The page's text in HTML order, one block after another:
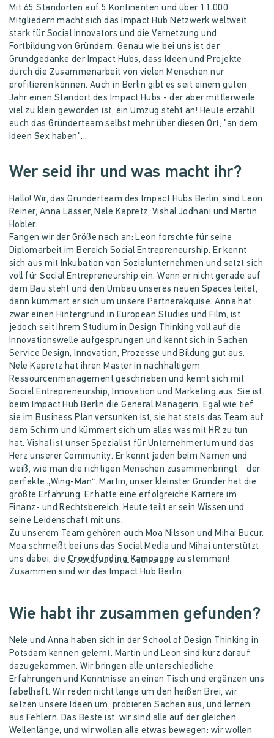
Mit 65 Standorten auf 5 Kontinenten und über 11.000
Mitgliedern macht sich das Impact Hub Netzwerk weltweit
stark für Social Innovators und die Vernetzung und
Fortbildung von Gründern. Genau wie bei uns ist der
Grundgedanke der Impact Hubs, dass Ideen und Projekte
durch die Zusammenarbeit von vielen Menschen nur
profitieren können. Auch in Berlin gibt es seit einem guten
Jahr einen Standort des Impact Hubs - der aber mittlerweile
viel zu klein geworden ist, ein Umzug steht an! Heute erzählt
euch das Gründerteam selbst mehr über diesen Ort, "an dem
Ideen Sex haben"...
Wer seid ihr und was macht ihr?
Hallo! Wir, das Gründerteam des Impact Hubs Berlin, sind Leon
Reiner, Anna Lässer, Nele Kapretz, Vishal Jodhani und Martin
Hobler.
Fangen wir der Größe nach an: Leon forschte für seine
Diplomarbeit im Bereich Social Entrepreneurship. Er kennt
sich aus mit Inkubation von Sozialunternehmen und setzt sich
voll für Social Entrepreneurship ein. Wenn er nicht gerade auf
dem Bau steht und den Umbau unseres neuen Spaces leitet,
dann kümmert er sich um unsere Partnerakquise. Anna hat
zwar einen Hintergrund in European Studies und Film, ist
jedoch seit ihrem Studium in Design Thinking voll auf die
Innovationswelle aufgesprungen und kennt sich in Sachen
Service Design, Innovation, Prozesse und Bildung gut aus.
Nele Kapretz hat ihren Master in nachhaltigem
Ressourcenmanagement geschrieben und kennt sich mit
Social Entrepreneurship, Innovation und Marketing aus. Sie ist
beim Impact Hub Berlin die General Managerin. Egal wie tief
sie im Business Plan versunken ist, sie hat stets das Team auf
dem Schirm und kümmert sich um alles was mit HR zu tun
hat. Vishal ist unser Spezialist für Unternehmertum und das
Herz unserer Community. Er kennt jeden beim Namen und
weiß, wie man die richtigen Menschen zusammenbringt – der
perfekte „Wing-Man“. Martin, unser kleinster Gründer hat die
größte Erfahrung. Er hatte eine erfolgreiche Karriere im
Finanz- und Rechtsbereich. Heute teilt er sein Wissen und
seine Leidenschaft mit uns.
Zu unserem Team gehören auch Moa Nilsson und Mihai Bucur.
Moa schmeißt bei uns das Social Media und Mihai unterstützt
uns dabei, dieCrowdfunding Kampagne zu stemmen!
Zusammen sind wir das Impact Hub Berlin.
Wie habt ihr zusammen gefunden?
Nele und Anna haben sich in der School of Design Thinking in
Potsdam kennen gelernt. Martin und Leon sind kurz darauf
dazugekommen. Wir bringen alle unterschiedliche
Erfahrungen und Kenntnisse an einen Tisch und ergänzen uns
fabelhaft. Wir reden nicht lange um den heißen Brei, wir
setzen unsere Ideen um, probieren Sachen aus, und lernen
aus Fehlern. Das Beste ist, wir sind alle auf der gleichen
Wellenlänge, und wir wollen alle etwas bewegen: wir wollen